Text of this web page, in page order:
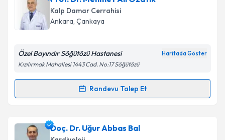
oluşturun. Size bu uzmandan randevu almanız için bir
takvim hazırlandığında e-posta ile bilgilendireceğiz.
Kişisel verilerimin işlenmesine ilişkin
Metni'ni okudum ve kişisel verilerimin belirtilen
Kalp Damar Cerrahisi
Ankara, Çankaya
Özel Bayındır Söğütözü Hastanesi Haritada Göster
Kızılırmak Mahallesi 1443 Cad. No:17 Söğütözü
Randevu Talep Et
Randevu Takvimi Talebi
Prof. Dr. Mehmet Ali Özatikiçin randevu takvimi
talebi oluşturun. Size bu uzmandan randevu almanız
Doç. Dr. Uğur Abbas Bal